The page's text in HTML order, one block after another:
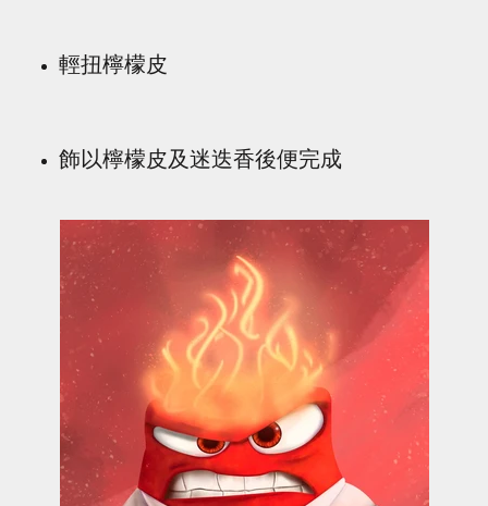
輕扭檸檬皮
飾以檸檬皮及迷迭香後便完成